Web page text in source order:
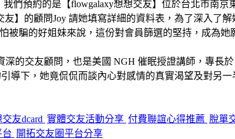
們預約的是【flowgalaxy想想交友】位於台北市南
】的顧問Joy 請她填寫詳細的資料表，為了深入了
騙的好姐妹來說，這份對會員篩選的堅持，成為
的交友顧問，也是美國 NGH 催眠授證講師，專長
導下，她竟侃侃而談內心對感情的真實渴望及對另
友dcard 實體交友活動分享 付費聯誼心得推薦 脫單
台 開拓交友圈平台分享